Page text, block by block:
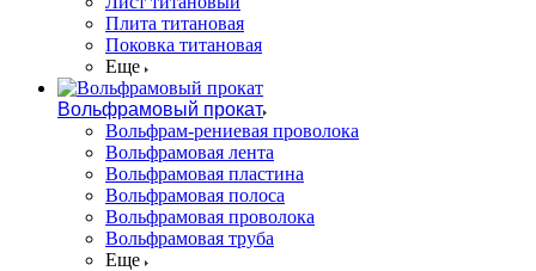
Плита титановая
Поковка титановая
Еще
Вольфрамовый прокат
Вольфрам-рениевая проволока
Вольфрамовая лента
Вольфрамовая пластина
Вольфрамовая полоса
Вольфрамовая проволока
Вольфрамовая труба
Еще